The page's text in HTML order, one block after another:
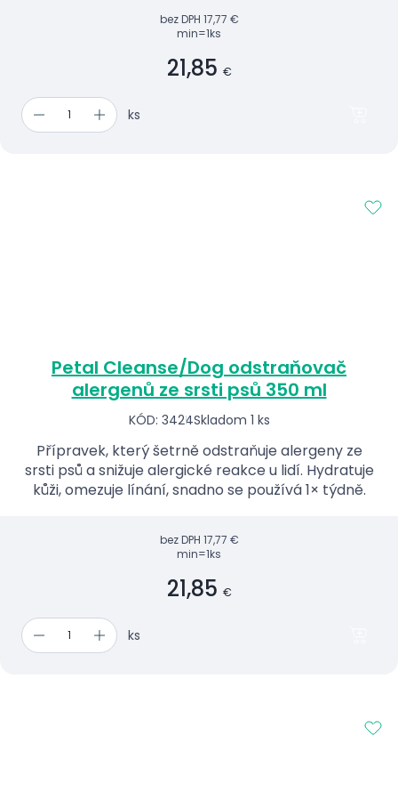
bez DPH 17,77 €
min=1ks
21,85 €
ks
Petal Cleanse/Dog odstraňovač
alergenů ze srsti psů 350 ml
KÓD: 3424Skladom 1 ks
Přípravek, který šetrně odstraňuje alergeny ze
srsti psů a snižuje alergické reakce u lidí. Hydratuje
kůži, omezuje línání, snadno se používá 1× týdně.
bez DPH 17,77 €
min=1ks
21,85 €
ks